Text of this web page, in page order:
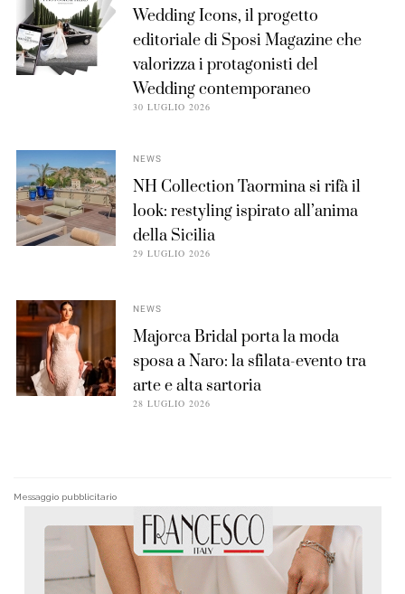
Wedding Icons, il progetto
editoriale di Sposi Magazine che
valorizza i protagonisti del
Wedding contemporaneo
30 LUGLIO 2026
NEWS
NH Collection Taormina si rifà il
look: restyling ispirato all’anima
della Sicilia
29 LUGLIO 2026
NEWS
Majorca Bridal porta la moda
sposa a Naro: la sfilata-evento tra
arte e alta sartoria
28 LUGLIO 2026
Messaggio pubblicitario